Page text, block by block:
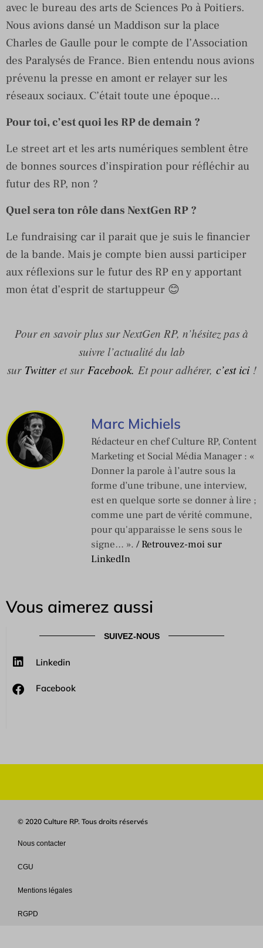
avec le bureau des arts de Sciences Po à Poitiers.
Nous avions dansé un Maddison sur la place
Charles de Gaulle pour le compte de l’Association
des Paralysés de France. Bien entendu nous avions
prévenu la presse en amont er relayer sur les
réseaux sociaux. C’était toute une époque…
Pour toi, c’est quoi les RP de demain ?
Le street art et les arts numériques semblent être
de bonnes sources d’inspiration pour réfléchir au
futur des RP, non ?
Quel sera ton rôle dans NextGen RP ?
Le fundraising car il parait que je suis le financier
de la bande. Mais je compte bien aussi participer
aux réflexions sur le futur des RP en y apportant
mon état d’esprit de startuppeur 😊
Pour en savoir plus sur NextGen RP, n’hésitez pas à
suivre l’actualité du lab
sur Twitteret sur Facebook. Et pour adhérer, c’est ici!
Marc Michiels
Rédacteur en chef Culture RP, Content
Marketing et Social Média Manager : «
Donner la parole à l’autre sous la
forme d’une tribune, une interview,
est en quelque sorte se donner à lire ;
comme une part de vérité commune,
pour qu'apparaisse le sens sous le
signe… ». / Retrouvez-moi sur
LinkedIn
Vous aimerez aussi
SUIVEZ-NOUS
Linkedin
Facebook
© 2020 Culture RP. Tous droits réservés
Nous contacter
CGU
Mentions légales
RGPD